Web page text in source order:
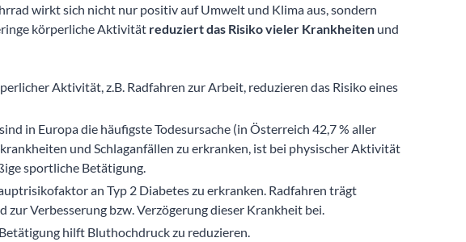
wirkt sich nicht nur positiv auf Umwelt und Klima aus, sondern
körperliche Aktivität reduziert das Risiko vieler Krankheiten und
Aktivität, z.B. Radfahren zur Arbeit, reduzieren das Risiko eines
in Europa die häufigste Todesursache (in Österreich 42,7 % aller
und Schlaganfällen zu erkranken, ist bei physischer Aktivität
sportliche Betätigung.
an Typ 2 Diabetes zu erkranken. Radfahren trägt
zur Verbesserung bzw. Verzögerung dieser Krankheit bei.
hilft Bluthochdruck zu reduzieren.